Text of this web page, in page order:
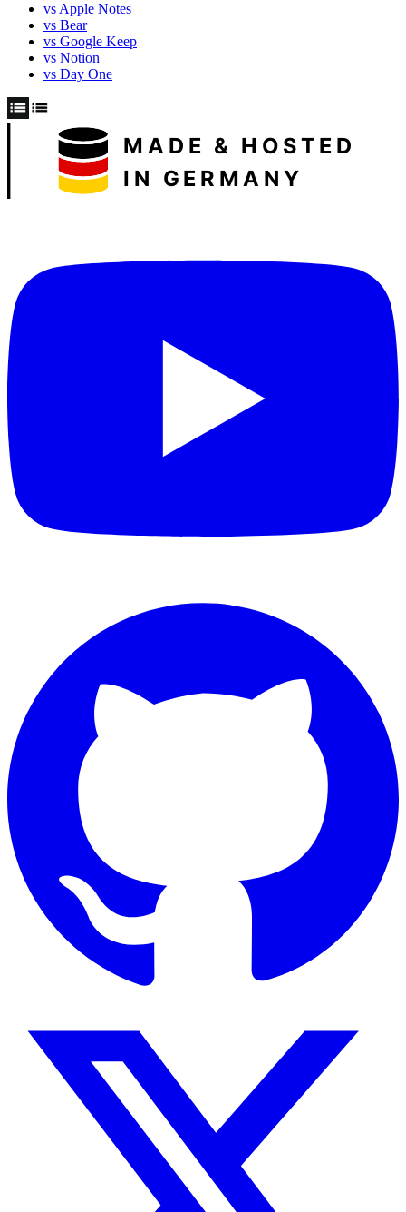
vs Apple Notes
vs Bear
vs Google Keep
vs Notion
vs Day One
MADE & HOSTED
IN GERMANY